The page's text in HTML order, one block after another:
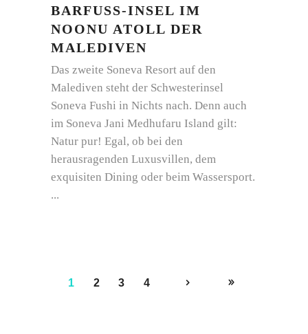
BARFUSS-INSEL IM N
OONU ATOLL DER M
ALEDIVEN
Das zweite Soneva Resort auf den
Malediven steht der Schwesterinsel
Soneva Fushi in Nichts nach. Denn auch
im Soneva Jani Medhufaru Island gilt:
Natur pur! Egal, ob bei den
herausragenden Luxusvillen, dem
exquisiten Dining oder beim Wassersport.
1 2 3 4